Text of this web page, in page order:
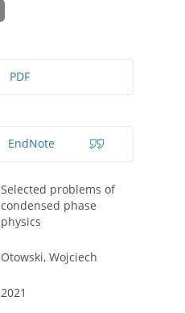
PDF
EndNote
Selected problems of
condensed phase
physics
Otowski, Wojciech
2021